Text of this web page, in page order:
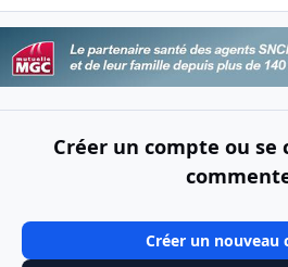
Créer un compte ou se
Créer un nouveau